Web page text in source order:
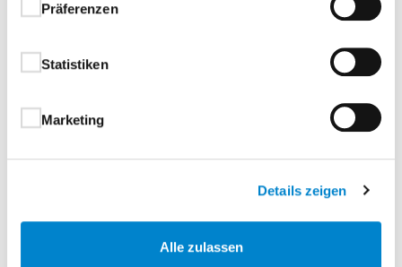
Präferenzen
Statistiken
Marketing
Details zeigen
Alle zulassen
Beschreibung
Aluminium-Haustüren
Elegance Thermo
Eigenschaften